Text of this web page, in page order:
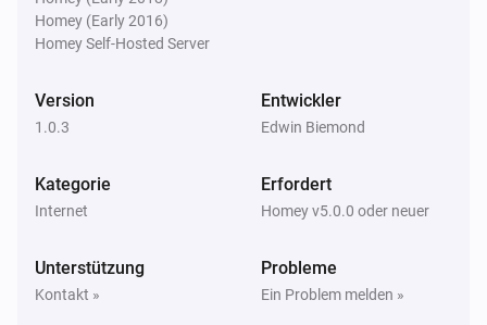
Homey (Early 2016)
Homey Self-Hosted Server
Version
1.0.3
Entwickler
Edwin Biemond
Kategorie
Internet
Erfordert
Homey v5.0.0 oder neuer
Unterstützung
Kontakt »
Probleme
Ein Problem melden »